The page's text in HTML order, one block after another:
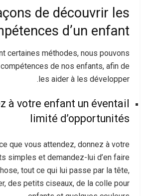
de découvrir les
d’un enfant
certaines méthodes, nous pouvons
de nos enfants, afin de
les aider à les développer.
à votre enfant un éventail
limité d’opportunités
que vous attendez, donnez à votre
simples et demandez-lui d’en faire
tout ce qui lui passe par la tête,
des petits ciseaux, de la colle pour